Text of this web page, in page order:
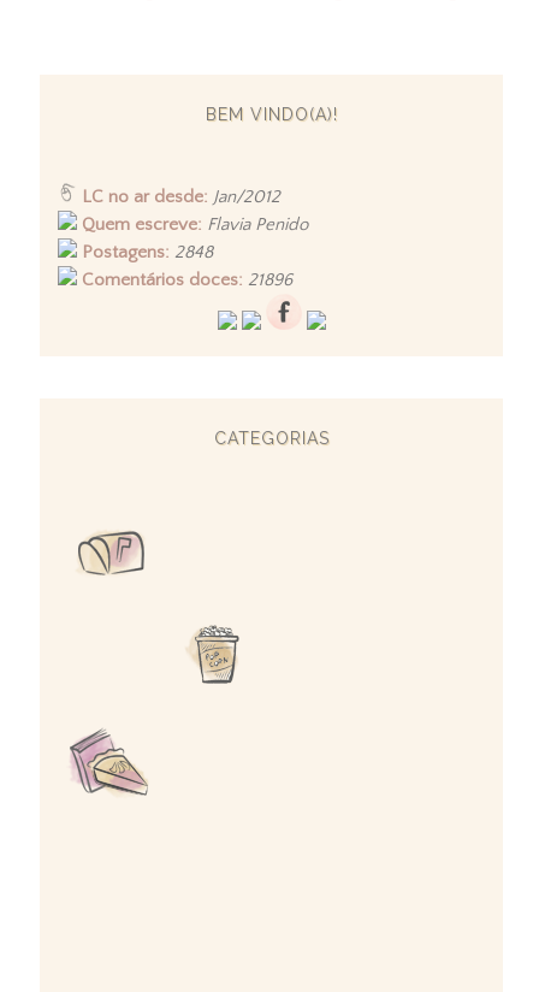
BEM VINDO(A)!
LC no ar desde: Jan/2012
Quem escreve: Flavia Penido
Postagens: 2848
Comentários doces: 21896
CATEGORIAS